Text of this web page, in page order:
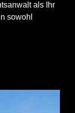
als Ihr
sowohl